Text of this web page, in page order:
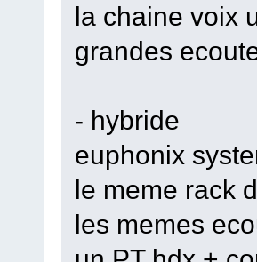
la chaine voix
grandes
- hybride
euphonix
le meme rack
les memes